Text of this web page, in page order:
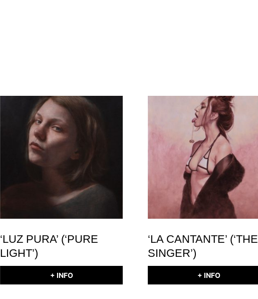
‘LUZ PURA’ (‘PURE
LIGHT’)
+ INFO
‘LA CANTANTE’ (‘THE
SINGER’)
+ INFO